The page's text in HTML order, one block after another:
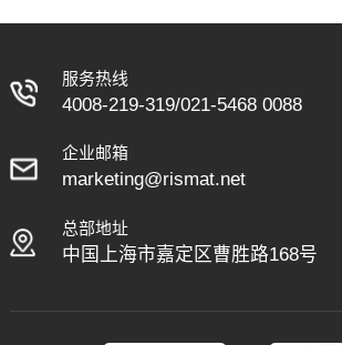
服务热线
4008-219-319/021-5468 0088
企业邮箱
marketing@rismat.net
总部地址
中国上海市嘉定区曹胜路168号